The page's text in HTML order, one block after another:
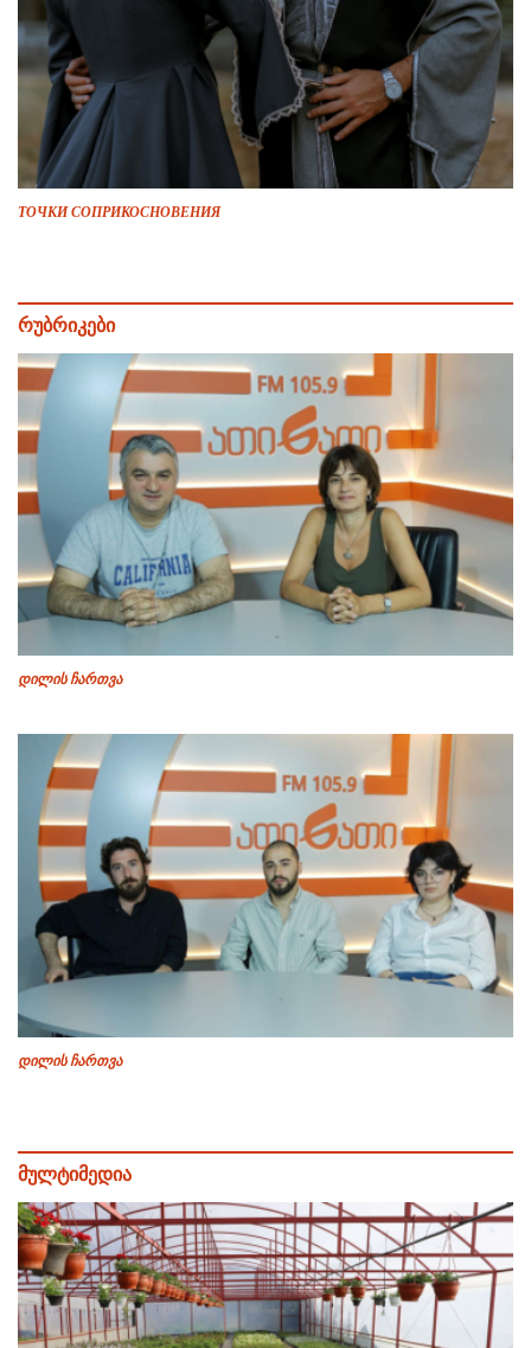
ТОЧКИ СОПРИКОСНОВЕНИЯ
რუბრიკები
დილის ჩართვა
დილის ჩართვა
მულტიმედია